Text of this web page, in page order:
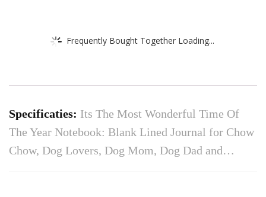
Frequently Bought Together Loading...
Specificaties: Its The Most Wonderful Time Of
The Year Notebook: Blank Lined Journal for Chow
Chow, Dog Lovers, Dog Mom, Dog Dad and…